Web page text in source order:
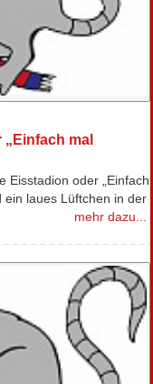
mal
Eisstadion oder „Einfach
ein laues Lüftchen in der
mehr dazu...